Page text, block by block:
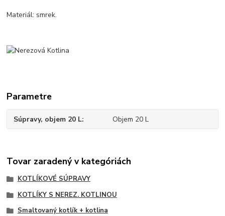
Materiál: smrek.
Parametre
Súpravy, objem 20 L Objem 20 L
Tovar zaradený v kategóriách
KOTLÍKOVÉ SÚPRAVY
KOTLÍKY S NEREZ. KOTLINOU
Smaltovaný kotlík + kotlina